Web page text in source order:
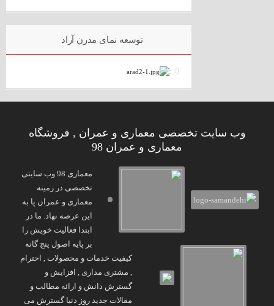
توسعه نمای مدرن آراد
وب سایت تخصصی معماری و عمران , فروشگاه
معماری و عمران 98
معماری 98 وب سایتی
تخصصی در زمینه
معماری و عمران پا به
این عرصه نهاد. ما در
ابتدا فعالیت خویش را
بر پایه اصول پنج گانه
کیفیت خدمات و محصولات , احترام
, مشتری مداری , افزایش و
گسترش دانش و ارائه مطالب و
مقالات جدید روز دنیا گسترش می